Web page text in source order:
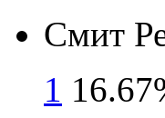
Смит
1